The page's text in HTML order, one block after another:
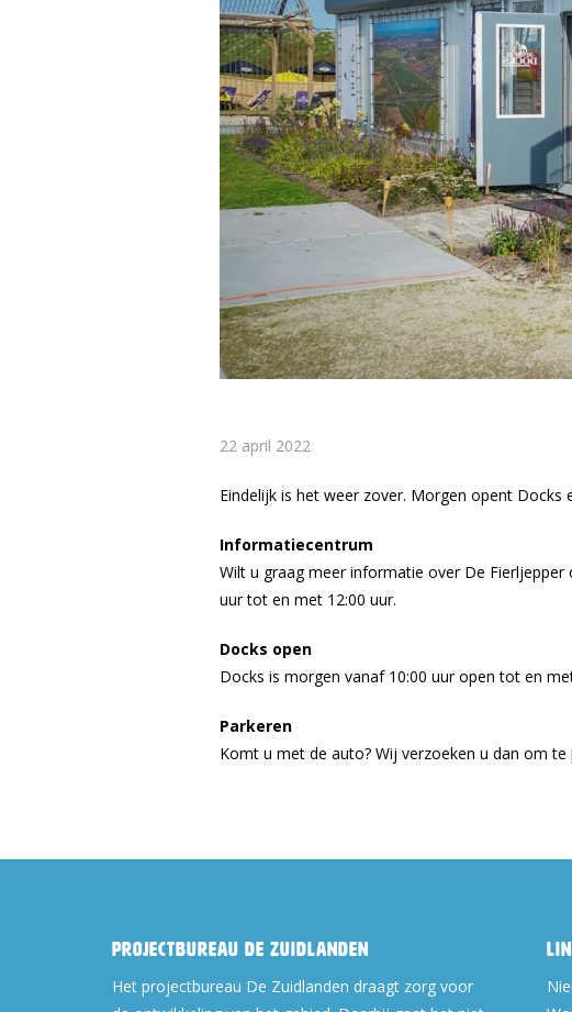
22 april 2022
Eindelijk is het weer zover. Morgen opent
Informatiecentrum
Wilt u graag meer informatie over De
uur tot en met 12:00 uur.
Docks open
Docks is morgen vanaf 10:00 uur open tot en
Parkeren
Komt u met de auto? Wij verzoeken u dan om
Projectbureau De Zuidlanden
Het projectbureau De Zuidlanden draagt zorg voor